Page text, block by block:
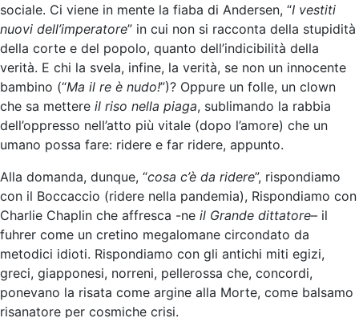
sociale. Ci viene in mente la fiaba di Andersen, “I vestiti
nuovi dell’imperatore” in cui non si racconta della stupidità
della corte e del popolo, quanto dell’indicibilità della
verità. E chi la svela, infine, la verità, se non un innocente
bambino (“Ma il re è nudo!”)? Oppure un folle, un clown
che sa mettere il riso nella piaga, sublimando la rabbia
dell’oppresso nell’atto più vitale (dopo l’amore) che un
umano possa fare: ridere e far ridere, appunto.
Alla domanda, dunque, “cosa c’è da ridere”, rispondiamo
con il Boccaccio (ridere nella pandemia), Rispondiamo con
Charlie Chaplin che affresca -ne il Grande dittatore– il
fuhrer come un cretino megalomane circondato da
metodici idioti. Rispondiamo con gli antichi miti egizi,
greci, giapponesi, norreni, pellerossa che, concordi,
ponevano la risata come argine alla Morte, come balsamo
risanatore per cosmiche crisi.